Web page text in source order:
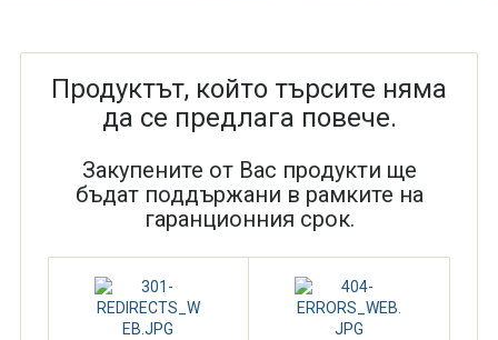
Продуктът, който търсите няма
да се предлага повече.
Закупените от Вас продукти ще
бъдат поддържани в рамките на
гаранционния срок.